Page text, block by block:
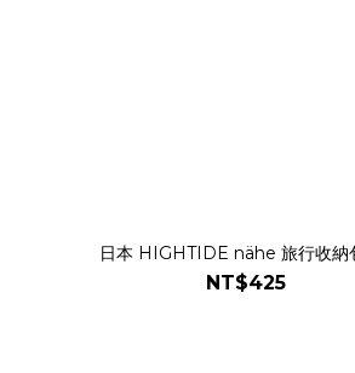
日本 HIGHTIDE nähe 旅行收納
NT$425